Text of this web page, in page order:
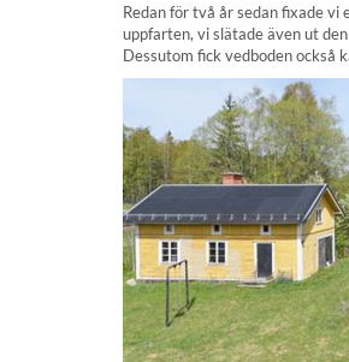
Redan för två år sedan fixade
uppfarten, vi slätade även ut
Dessutom fick vedboden också